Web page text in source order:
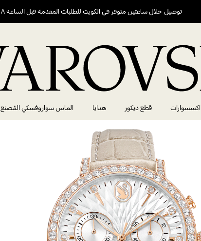
توصيل خلال ساعتين متوفر في الكويت للطلبات المقدمة قبل الساعة ٨ مساءً
اكسسوارات قطع ديكور هدايا الماس سواروفسكي المُصنع